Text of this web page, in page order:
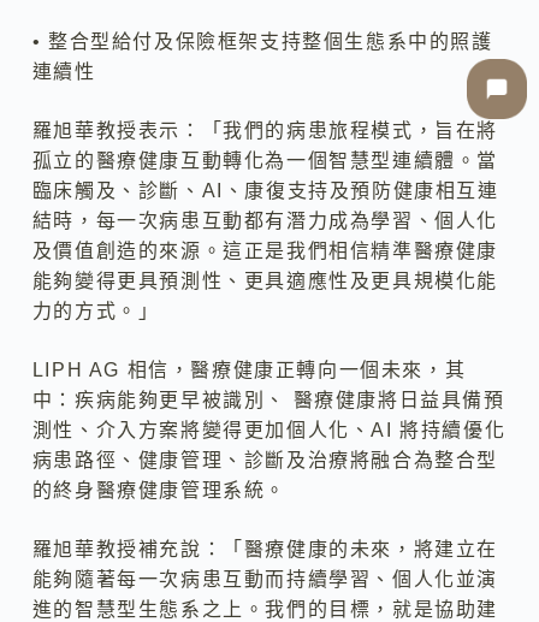
• 整合型給付及保險框架支持整個生態系中的照護
連續性
羅旭華教授表示：「我們的病患旅程模式，旨在將
孤立的醫療健康互動轉化為一個智慧型連續體。當
臨床觸及、診斷、AI、康復支持及預防健康相互連
結時，每一次病患互動都有潛力成為學習、個人化
及價值創造的來源。這正是我們相信精準醫療健康
能夠變得更具預測性、更具適應性及更具規模化能
力的方式。」
LIPH AG 相信，醫療健康正轉向一個未來，其
中：疾病能夠更早被識別、 醫療健康將日益具備預
測性、介入方案將變得更加個人化、AI 將持續優化
病患路徑、健康管理、診斷及治療將融合為整合型
的終身醫療健康管理系統。
羅旭華教授補充說：「醫療健康的未來，將建立在
能夠隨著每一次病患互動而持續學習、個人化並演
進的智慧型生態系之上。我們的目標，就是協助建